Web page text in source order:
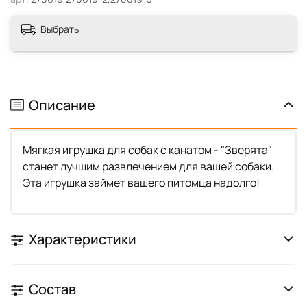
Выбрать
Описание
Мягкая игрушка для собак с канатом - "Зверята"
станет лучшим развлечением для вашей собаки.
Эта игрушка займет вашего питомца надолго!
Характеристики
Состав